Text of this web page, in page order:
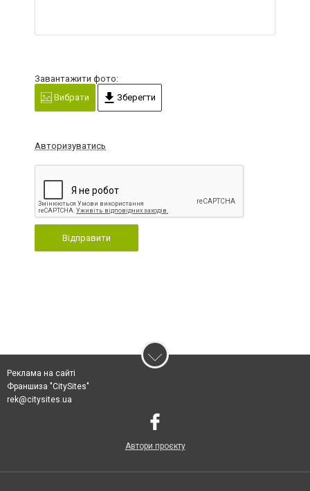
Завантажити фото:
Вибрати
Зберегти
Авторизуватись
Відправити
Реклама на сайті
Франшиза "CitySites"
rek@citysites.ua
Автори проєкту